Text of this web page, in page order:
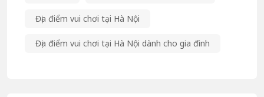
Địa điểm vui chơi tại Hà Nội
Địa điểm vui chơi tại Hà Nội dành cho gia đình